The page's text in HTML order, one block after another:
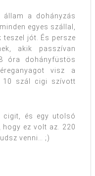
állam a dohányzás
egyes szállal,
teszel jót. És persze
akik passzívan
óra dohányfüstös
visz a
10 szál cigi szívott
cigit, és egy utolsó
hogy ez volt az. 220
venni… ;)